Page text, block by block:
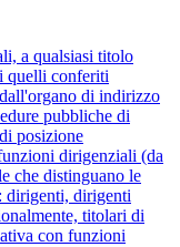
a qualsiasi titolo
quelli conferiti
di indirizzo
pubbliche di
posizione
dirigenziali (da
che distinguano le
dirigenti, dirigenti
titolari di
con funzioni